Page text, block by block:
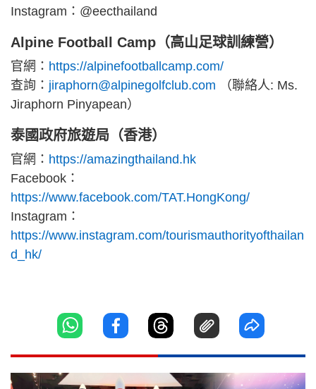
Instagram：@eecthailand
Alpine Football Camp（高山足球訓練營）
官網： https://alpinefootballcamp.com/
查詢： jiraphorn@alpinegolfclub.com （聯絡人: Ms.
Jiraphorn Pinyapean）
泰國政府旅遊局（香港）
官網： https://amazingthailand.hk
Facebook：
https://www.facebook.com/TAT.HongKong/
Instagram：
https://www.instagram.com/tourismauthorityofthailan
d_hk/